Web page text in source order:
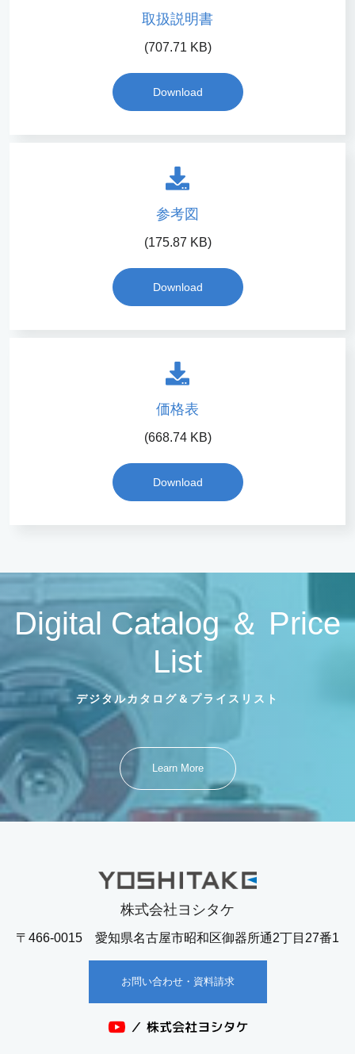
取扱説明書
(707.71 KB)
Download
参考図
(175.87 KB)
Download
価格表
(668.74 KB)
Download
Digital Catalog ＆ Price
List
デジタルカタログ＆プライスリスト
Learn More
株式会社ヨシタケ
〒466-0015 愛知県名古屋市昭和区御器所通2丁目27番1
お問い合わせ・資料請求